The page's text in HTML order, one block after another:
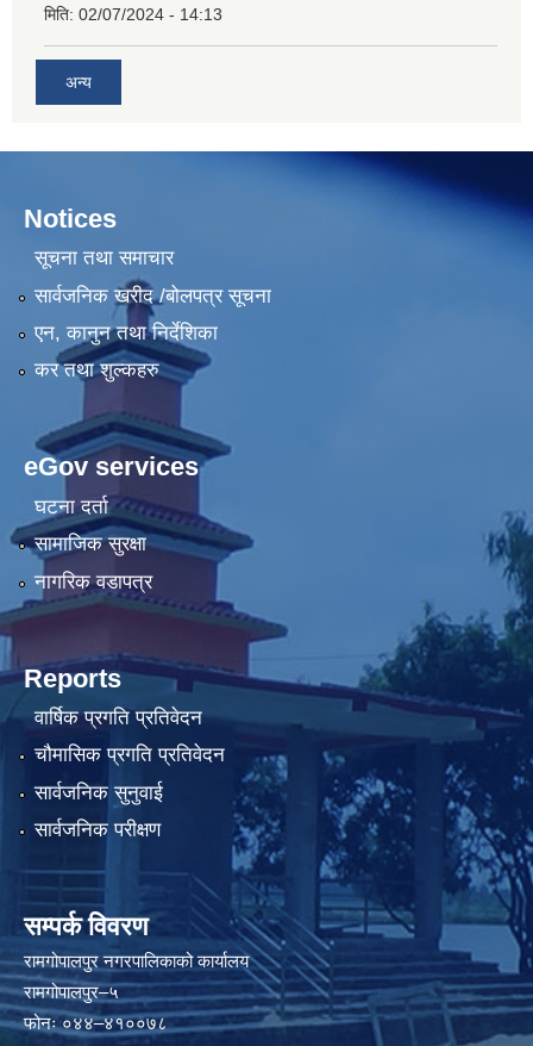
मिति: 02/07/2024 - 14:13
अन्य
Notices
सूचना तथा समाचार
सार्वजनिक खरीद /बोलपत्र सूचना
एन, कानुन तथा निर्देशिका
कर तथा शुल्कहरु
eGov services
घटना दर्ता
सामाजिक सुरक्षा
नागरिक वडापत्र
Reports
वार्षिक प्रगति प्रतिवेदन
चौमासिक प्रगति प्रतिवेदन
सार्वजनिक सुनुवाई
सार्वजनिक परीक्षण
सम्पर्क विवरण
रामगोपालपुर नगरपालिकाको कार्यालय
रामगोपालपुर–५
फोनः ०४४–४१००७८